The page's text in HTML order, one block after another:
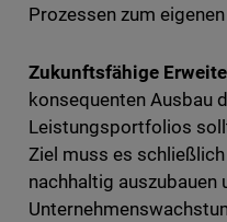
Prozessen zum
Zukunftsfähige
konsequenten Ausbau
Leistungsportfolios
Ziel muss es
nachhaltig auszubauen